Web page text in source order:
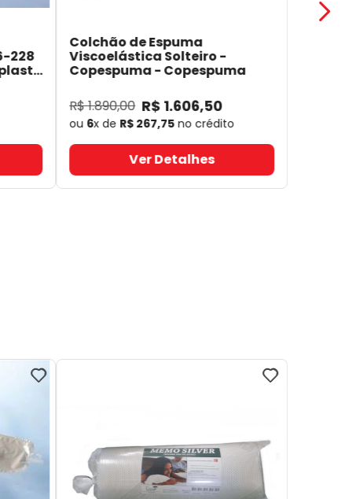
228
Colchão de Espuma
Viscoelástica Solteiro -
Copespuma- Copespuma
R$1.890,00 R$ 1.606,50
ou 6x de R$ 267,75 no crédito
Ver Detalhes